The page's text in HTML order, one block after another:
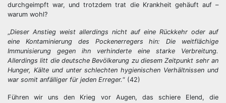
durchgeimpft war, und trotzdem trat die Krankheit gehäuft auf –
warum wohl?
„Dieser Anstieg weist allerdings nicht auf eine Rückkehr oder auf
eine Kontaminierung des Pockenerregers hin: Die weitflächige
Immunisierung gegen ihn verhinderte eine starke Verbreitung.
Allerdings litt die deutsche Bevölkerung zu diesem Zeitpunkt sehr an
Hunger, Kälte und unter schlechten hygienischen Verhältnissen und
war somit anfälliger für jeden Erreger.“ (42)
Führen wir uns den Krieg vor Augen, das schiere Elend, die